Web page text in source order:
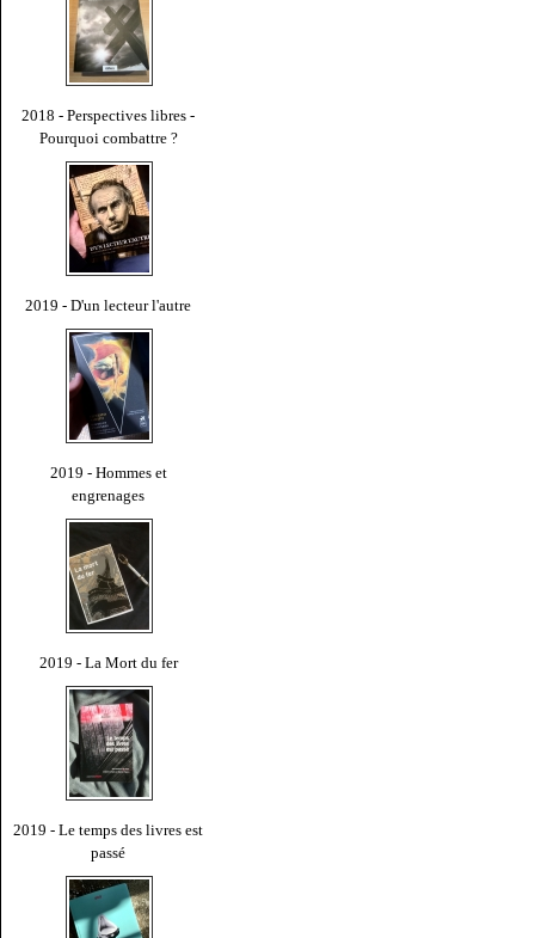
2018 - Perspectives libres -
Pourquoi combattre ?
2019 - D'un lecteur l'autre
2019 - Hommes et
engrenages
2019 - La Mort du fer
2019 - Le temps des livres est
passé